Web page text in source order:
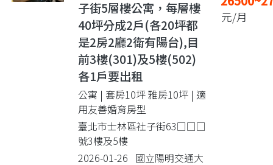
子街5層樓公寓，每層樓
40坪分成2戶(各20坪都
是2房2廳2衛有陽台),目
前3樓(301)及5樓(502)
各1戶要出租
公寓 | 套房10坪 雅房10坪 | 適
用友善婚育房型
臺北市士林區社子街63□□□
號3樓及5樓
2026-01-26 國立陽明交通大
元/月